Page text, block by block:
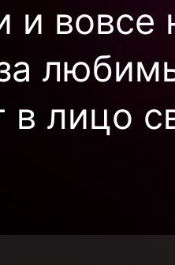
и вовсе
в лицо